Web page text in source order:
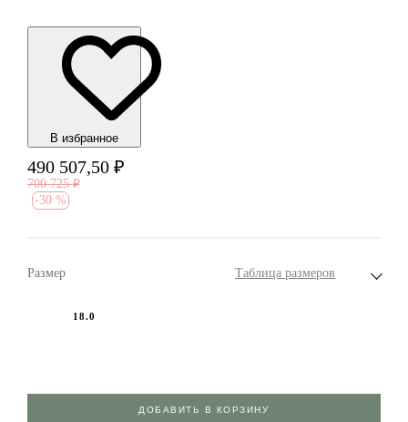
В избранноe
490 507,50 ₽
700 725 ₽
-30 %
Размер Таблица размеров
18.0
ДОБАВИТЬ В КОРЗИНУ